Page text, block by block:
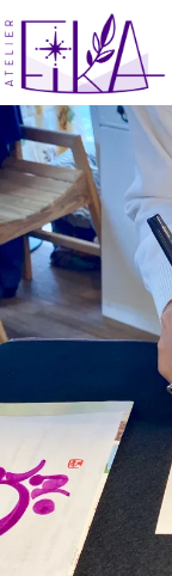
ン
テ
ン
ツ
へ
ス
キ
ッ
プ